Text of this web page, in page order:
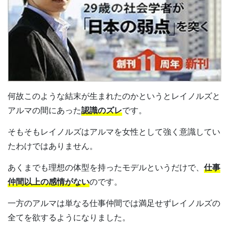
何故このような結末が生まれたのかというとレイノルズと
アルマの間にあった認識のズレです。
そもそもレイノルズはアルマを女性として強く意識してい
たわけではありません。
あくまでも理想の体型を持ったモデルというだけで、 仕事
仲間以上の感情がないのです。
一方のアルマは単なる仕事仲間では満足せずレイノルズの
全てを欲するようになりました。